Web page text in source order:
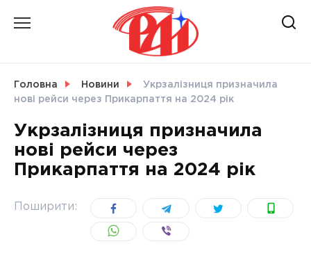
Головна Новини
Укрзалізниця призначила
нові рейси через Прикарпаття на 2024 рік
Укрзалізниця призначила
нові рейси через
Прикарпаття на 2024 рік
Поширити: